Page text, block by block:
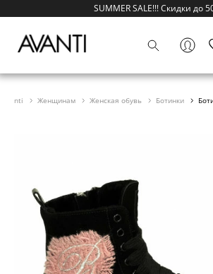
SUMMER SALE!!! Скидки до
Avanti Женщинам Женская обувь Ботинки